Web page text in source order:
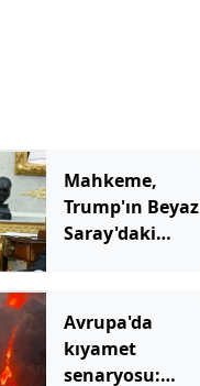
Mahkeme,
Trump'ın Beyaz
Saray'daki
Avrupa'da
kıyamet
senaryosu: